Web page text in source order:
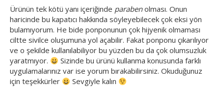
Ürünün tek kötü yanı içeriğinde parabenolması. Onun
haricinde bu kapatıcı hakkında söyleyebilecek çok eksi yön
bulamıyorum. He bide ponponunun çok hijyenik olmaması
ciltte sivilce oluşumuna yol açabilir. Fakat ponponu çıkarılıyor
ve o şekilde kullanılabiliyor bu yüzden bu da çok olumsuzluk
yaratmıyor.
Sizinde bu ürünü kullanma konusunda farklı
uygulamalarınız var ise yorum bırakabilirsiniz. Okuduğunuz
için teşekkürler
Sevgiyle kalın